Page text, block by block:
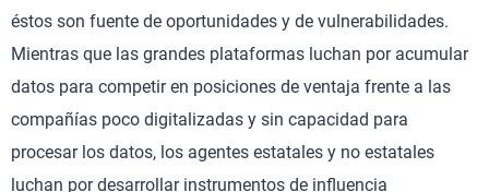
éstos son fuente de oportunidades y de vulnerabilidades.
Mientras que las grandes plataformas luchan por acumular
datos para competir en posiciones de ventaja frente a las
compañías poco digitalizadas y sin capacidad para
procesar los datos, los agentes estatales y no estatales
luchan por desarrollar instrumentos de influencia